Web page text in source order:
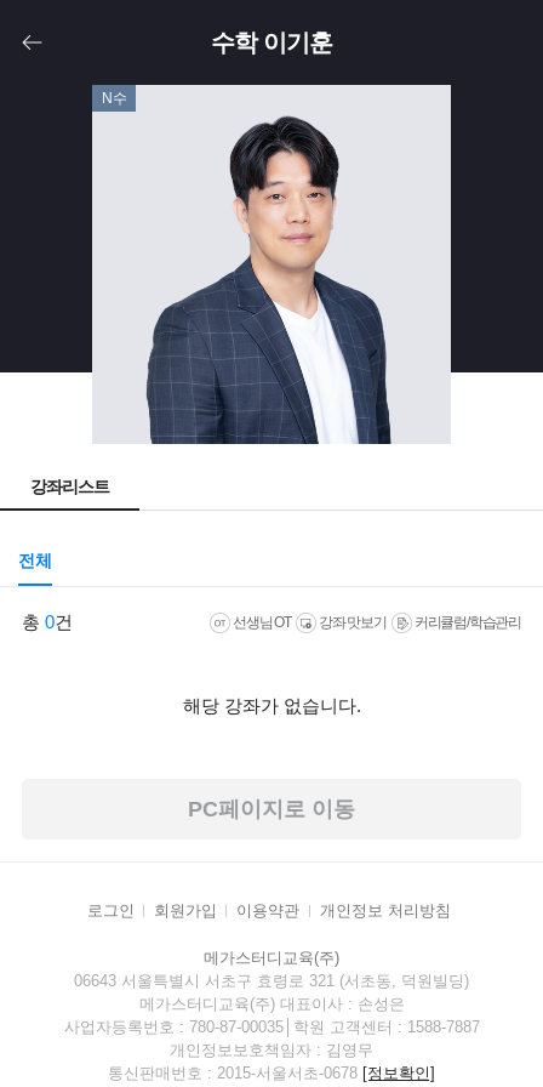
수학 이기훈
N수
강좌리스트
전체
총 0건 선생님 OT 강좌 맛보기 커리큘럼/학습관리
해당 강좌가 없습니다.
PC페이지로 이동
로그인 회원가입 이용약관 개인정보 처리방침
메가스터디교육(주)
06643 서울특별시 서초구 효령로 321 (서초동, 덕원빌딩)
메가스터디교육(주) 대표이사 : 손성은
사업자등록번호 : 780-87-00035│학원 고객센터 : 1588-7887
개인정보보호책임자 : 김영무
통신판매번호 : 2015-서울서초-0678 [정보확인]